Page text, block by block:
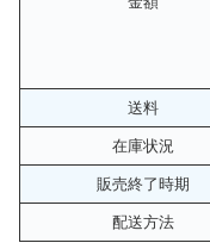
送料
在庫状況
販売終了時期
配送方法